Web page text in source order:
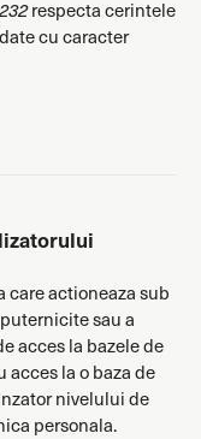
respecta cerintele
cu caracter
care actioneaza sub
sau a
acces la bazele de
la o baza de
nivelului de
personala.